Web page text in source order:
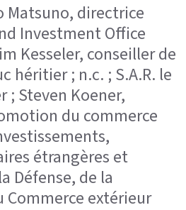
Matsuno, directrice
Investment Office
Kesseler, conseiller de
héritier ; n.c. ; S.A.R. le
; Steven Koener,
du commerce
étrangères et
Défense, de la
Commerce extérieur